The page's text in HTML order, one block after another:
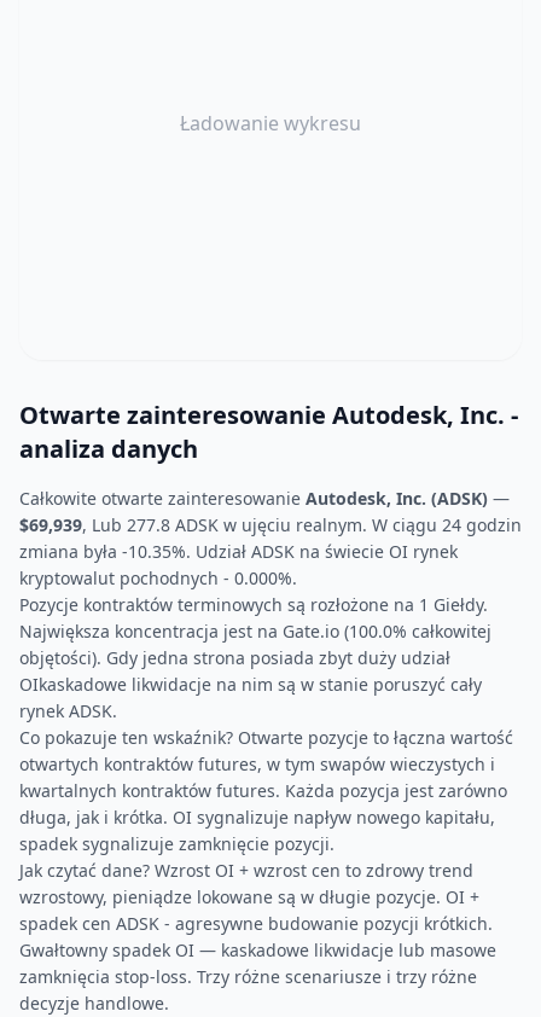
Ładowanie wykresu
Otwarte zainteresowanie Autodesk, Inc. -
analiza danych
Całkowite otwarte zainteresowanie Autodesk, Inc. (ADSK) —
$69,939, Lub 277.8 ADSK w ujęciu realnym. W ciągu 24 godzin
zmiana była -10.35%. Udział ADSK na świecie OI rynek
kryptowalut pochodnych - 0.000%.
Pozycje kontraktów terminowych są rozłożone na 1 Giełdy.
Największa koncentracja jest na Gate.io (100.0% całkowitej
objętości). Gdy jedna strona posiada zbyt duży udział
OIkaskadowe likwidacje na nim są w stanie poruszyć cały
rynek ADSK.
Co pokazuje ten wskaźnik? Otwarte pozycje to łączna wartość
otwartych kontraktów futures, w tym swapów wieczystych i
kwartalnych kontraktów futures. Każda pozycja jest zarówno
długa, jak i krótka. OI sygnalizuje napływ nowego kapitału,
spadek sygnalizuje zamknięcie pozycji.
Jak czytać dane? Wzrost OI + wzrost cen to zdrowy trend
wzrostowy, pieniądze lokowane są w długie pozycje. OI +
spadek cen ADSK - agresywne budowanie pozycji krótkich.
Gwałtowny spadek OI — kaskadowe likwidacje lub masowe
zamknięcia stop-loss. Trzy różne scenariusze i trzy różne
decyzje handlowe.